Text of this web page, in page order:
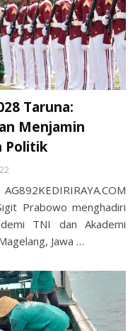
Taruna:
Menjamin
Politik
Prabowo menghadiri
TNI dan Akademi
Jawa …